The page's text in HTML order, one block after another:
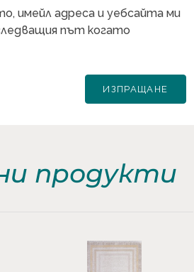
имейл адреса и уебсайта ми
път когато
продукти